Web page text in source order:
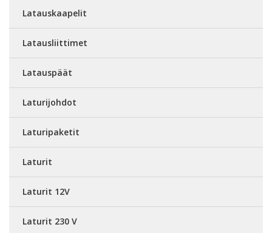
Latauskaapelit
Latausliittimet
Latauspäät
Laturijohdot
Laturipaketit
Laturit
Laturit 12V
Laturit 230 V